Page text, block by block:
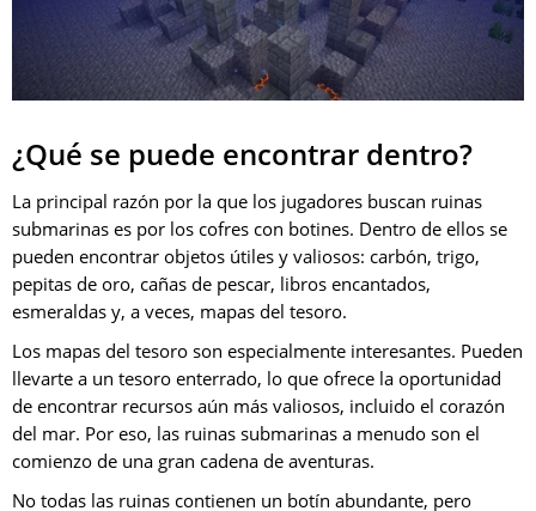
¿Qué se puede encontrar dentro?
La principal razón por la que los jugadores buscan ruinas
submarinas es por los cofres con botines. Dentro de ellos se
pueden encontrar objetos útiles y valiosos: carbón, trigo,
pepitas de oro, cañas de pescar, libros encantados,
esmeraldas y, a veces, mapas del tesoro.
Los mapas del tesoro son especialmente interesantes. Pueden
llevarte a un tesoro enterrado, lo que ofrece la oportunidad
de encontrar recursos aún más valiosos, incluido el corazón
del mar. Por eso, las ruinas submarinas a menudo son el
comienzo de una gran cadena de aventuras.
No todas las ruinas contienen un botín abundante, pero